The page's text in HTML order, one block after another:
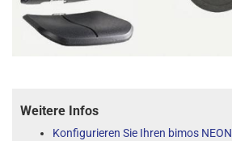
Weitere Infos
Konfigurieren Sie Ihren bimos NEON